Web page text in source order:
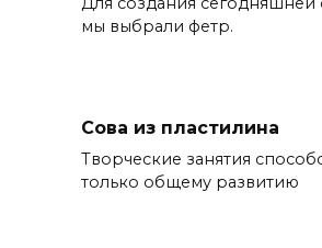
мы выбрали фетр.
Сова из пластилина
Творческие занятия
только общему развитию